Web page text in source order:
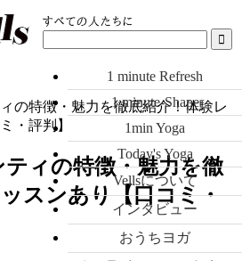
1 minute Refresh
1 minute-Shape
1min Yoga
Today's Yoga
Vellsについて
インタビュー
おうちヨガ
の特徴・魅力を徹底紹介！体験レ
・評判】
ィの特徴・魅力を徹
スンあり【口コミ・